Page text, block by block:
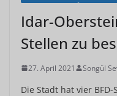
Idar-
Stellen zu
27. April 2021 Songül
Die Stadt hat vier